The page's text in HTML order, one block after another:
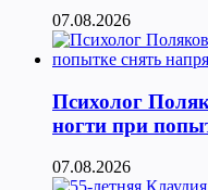
07.08.2026
Психолог
ногти при
07.08.2026